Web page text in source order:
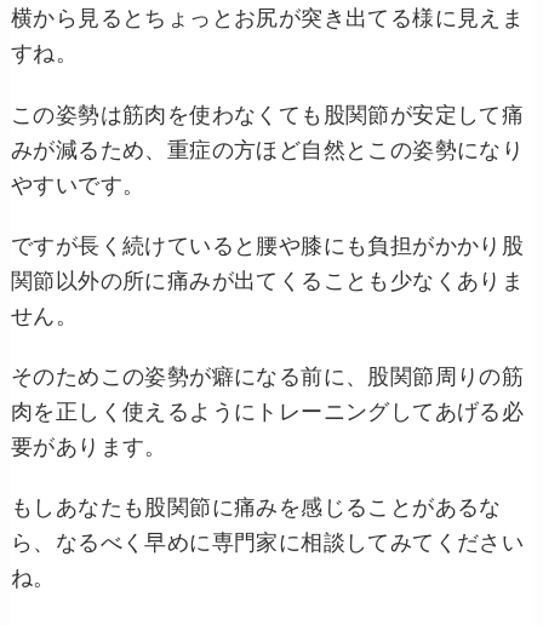
横から見るとちょっとお尻が突き出てる様に見えま
すね。
この姿勢は筋肉を使わなくても股関節が安定して痛
みが減るため、重症の方ほど自然とこの姿勢になり
やすいです。
ですが長く続けていると腰や膝にも負担がかかり股
関節以外の所に痛みが出てくることも少なくありま
せん。
そのためこの姿勢が癖になる前に、股関節周りの筋
肉を正しく使えるようにトレーニングしてあげる必
要があります。
もしあなたも股関節に痛みを感じることがあるな
ら、なるべく早めに専門家に相談してみてください
ね。